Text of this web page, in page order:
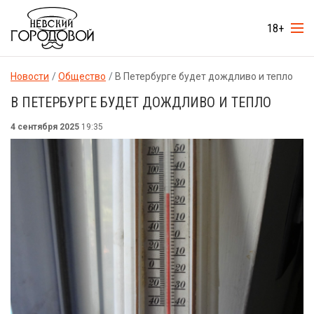
18+
Новости Общество В Петербурге будет дождливо и тепло
В ПЕТЕРБУРГЕ БУДЕТ ДОЖДЛИВО И ТЕПЛО
4 сентября 2025 19:35